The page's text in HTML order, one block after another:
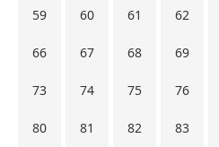
59 60 61 62
66 67 68 69
73 74 75 76
80 81 82 83